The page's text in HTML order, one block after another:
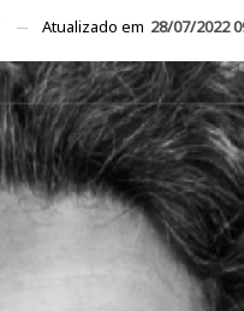
Atualizado em 28/07/2022